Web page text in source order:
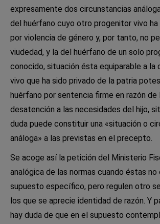
expresamente dos circunstancias
del huérfano cuyo otro progenitor vivo ha
por violencia de género y, por tanto, no
viudedad, y la del huérfano de un solo
conocido, situación ésta equiparable a la
vivo que ha sido privado de la patria
huérfano por sentencia firme en razón de
desatención a las necesidades del hijo,
duda puede constituir una «situación o
análoga» a las previstas en el precepto.
Se acoge así la petición del Ministerio
analógica de las normas cuando éstas
supuesto específico, pero regulen otro
los que se aprecie identidad de razón. Y
hay duda de que en el supuesto